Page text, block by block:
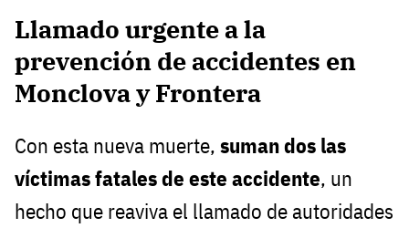
Llamado urgente a la
prevención de accidentes en
Monclova y Frontera
Con esta nueva muerte, suman dos las
víctimas fatales de este accidente, un
hecho que reaviva el llamado de autoridades